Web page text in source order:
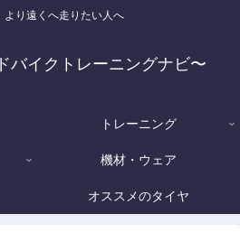
より遠くへ走りたい人へ
バイクトレーニングナビ〜
トレーニング
機材・ウェア
オススメのタイヤ